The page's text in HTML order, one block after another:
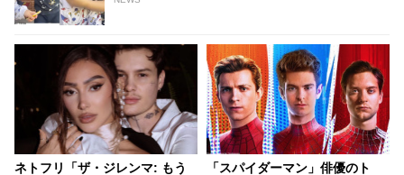
ネトフリ「ザ・ジレンマ: もう
「スパイダーマン」俳優のト